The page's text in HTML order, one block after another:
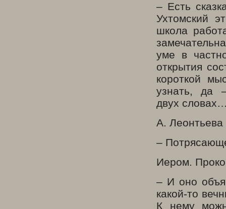
– Есть
Ухтомский
школа
уме в
открытия
короткой
узнать, да
двух
А. Леонтьева
–
Иером.
– И оно
какой-то
К нему